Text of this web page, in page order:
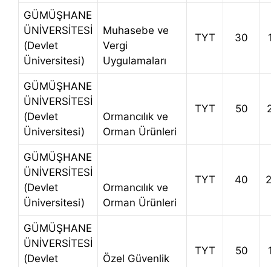
GÜMÜŞHANE
ÜNİVERSİTESİ
(Devlet
Üniversitesi)
Muhasebe ve
Vergi
Uygulamaları
TYT 30
GÜMÜŞHANE
ÜNİVERSİTESİ
(Devlet
Üniversitesi)
Ormancılık ve
Orman Ürünleri
TYT 50
GÜMÜŞHANE
ÜNİVERSİTESİ
(Devlet
Üniversitesi)
Ormancılık ve
Orman Ürünleri
TYT 40
GÜMÜŞHANE
ÜNİVERSİTESİ
(Devlet
Özel Güvenlik
TYT 50